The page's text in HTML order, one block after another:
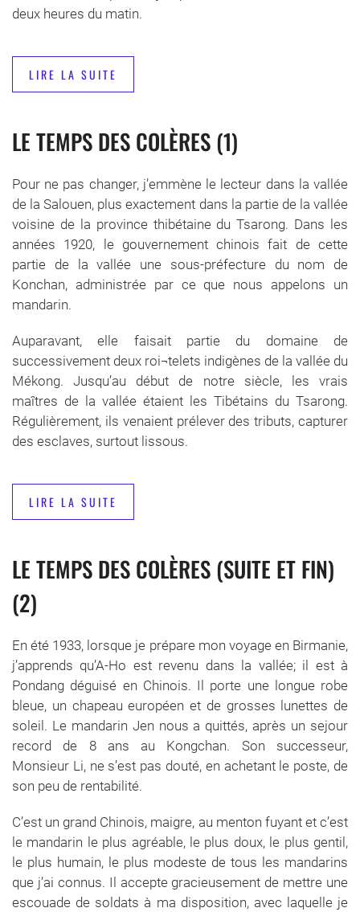
deux heures du matin.
LIRE LA SUITE
LE TEMPS DES COLÈRES (1)
Pour ne pas changer, j’emmène le lecteur dans la vallée
de la Salouen, plus exactement dans la partie de la vallée
voisine de la province thibétaine du Tsarong. Dans les
années 1920, le gouvernement chinois fait de cette
partie de la vallée une sous-préfecture du nom de
Konchan, administrée par ce que nous appelons un
mandarin.
Auparavant, elle faisait partie du domaine de
successivement deux roi¬telets indigènes de la vallée du
Mékong. Jusqu’au début de notre siècle, les vrais
maîtres de la vallée étaient les Tibétains du Tsarong.
Régulièrement, ils venaient prélever des tributs, capturer
des esclaves, surtout lissous.
LIRE LA SUITE
LE TEMPS DES COLÈRES (SUITE ET FIN)
(2)
En été 1933, lorsque je prépare mon voyage en Birmanie,
j’apprends qu’A-Ho est revenu dans la vallée; il est à
Pondang déguisé en Chinois. Il porte une longue robe
bleue, un chapeau européen et de grosses lunettes de
soleil. Le mandarin Jen nous a quittés, après un sejour
record de 8 ans au Kongchan. Son successeur,
Monsieur Li, ne s’est pas douté, en achetant le poste, de
son peu de rentabilité.
C’est un grand Chinois, maigre, au menton fuyant et c’est
le mandarin le plus agréable, le plus doux, le plus gentil,
le plus humain, le plus modeste de tous les mandarins
que j’ai connus. Il accepte gracieusement de mettre une
escouade de soldats à ma disposition, avec laquelle je